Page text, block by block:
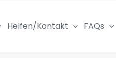
Helfen/Kontakt FAQs